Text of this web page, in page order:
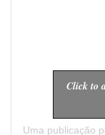
Click to